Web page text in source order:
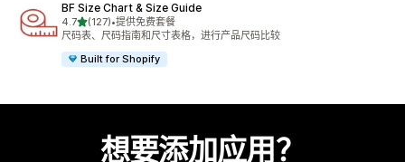
BF Size Chart & Size Guide
4.7星（满分 5 星）
(127)
总共 127 条评论
•提供免费套餐
尺码表、尺码指南和尺寸表格，进行产品尺码比较
Built for Shopify
想要添加应用？